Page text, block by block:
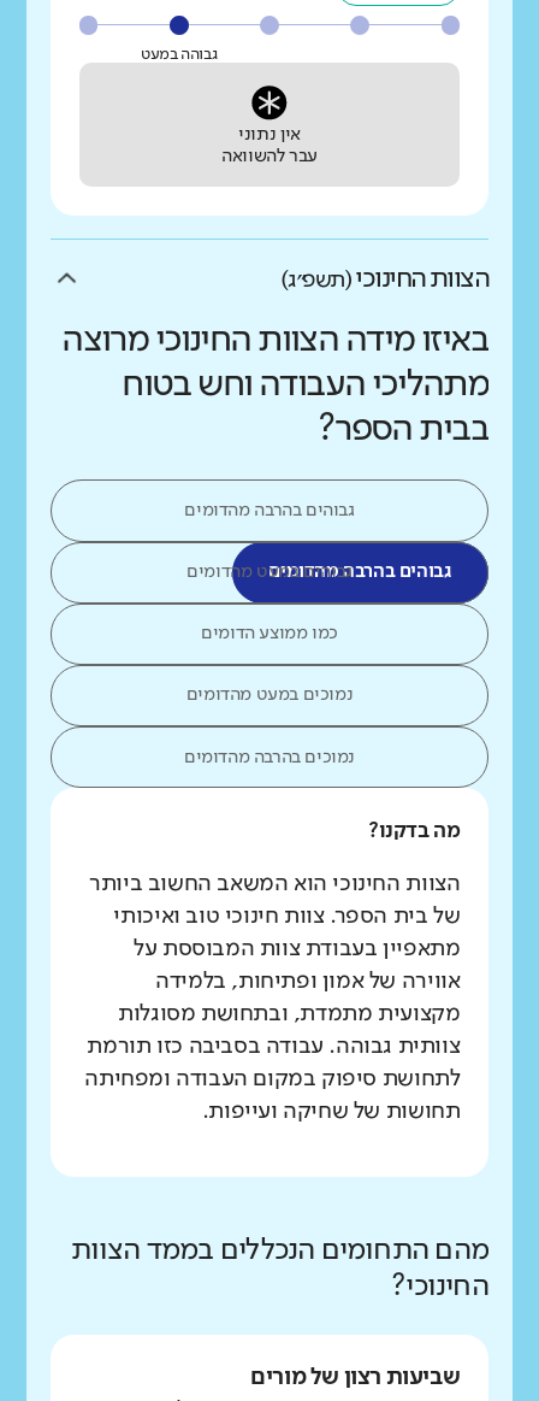
גבוהה במעט
אין נתוני
עבר להשוואה
הצוות החינוכי(תשפ״ג)
באיזו מידה הצוות החינוכי מרוצה
מתהליכי העבודה וחש בטוח
בבית הספר?
גבוהים בהרבה מהדומים
גבוהים בהרבה מהדומיםגבוהים במעט מהדומים
כמו ממוצע הדומים
נמוכים במעט מהדומים
נמוכים בהרבה מהדומים
מה בדקנו?
הצוות החינוכי הוא המשאב החשוב ביותר
של בית הספר. צוות חינוכי טוב ואיכותי
מתאפיין בעבודת צוות המבוססת על
אווירה של אמון ופתיחות, בלמידה
מקצועית מתמדת, ובתחושת מסוגלות
צוותית גבוהה. עבודה בסביבה כזו תורמת
לתחושת סיפוק במקום העבודה ומפחיתה
תחושות של שחיקה ועייפות.
מהם התחומים הנכללים בממד הצוות
החינוכי?
שביעות רצון של מורים